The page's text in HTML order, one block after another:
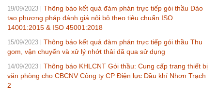
19/09/2023
Thông báo kết quả đàm phán trực tiếp gói thầu Đào
tạo phương pháp đánh giá nội bộ theo tiêu chuẩn ISO
14001:2015 & ISO 45001:2018
15/09/2023
Thông báo kết quả đàm phán trực tiếp gói thầu Thu
gom, vận chuyển và xử lý nhớt thải đã qua sử dụng
14/09/2023
Thông báo KHLCNT Gói thầu: Cung cấp trang thiết bị
văn phòng cho CBCNV Công ty CP Điện lực Dầu khí Nhơn Trạch
2